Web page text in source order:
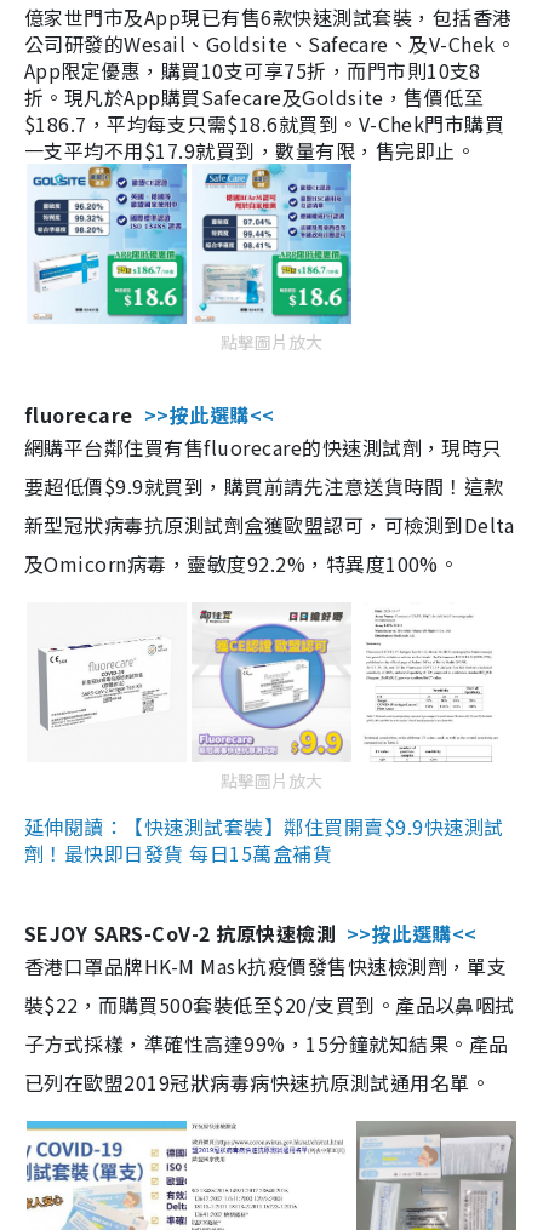
億家世門市及App現已有售6款快速測試套裝，包括香港
公司研發的Wesail、Goldsite、Safecare、及V-Chek。
App限定優惠，購買10支可享75折，而門市則10支8
折。現凡於App購買Safecare及Goldsite，售價低至
$186.7，平均每支只需$18.6就買到。V-Chek門市購買
一支平均不用$17.9就買到，數量有限，售完即止。
點擊圖片放大
fluorecare >>按此選購<<
網購平台鄰住買有售fluorecare的快速測試劑，現時只
要超低價$9.9就買到，購買前請先注意送貨時間！這款
新型冠狀病毒抗原測試劑盒獲歐盟認可，可檢測到Delta
及Omicorn病毒，靈敏度92.2%，特異度100%。
點擊圖片放大
延伸閱讀：【快速測試套裝】鄰住買開賣$9.9快速測試
劑！最快即日發貨 每日15萬盒補貨
SEJOY SARS-CoV-2 抗原快速檢測 >>按此選購<<
香港口罩品牌HK-M Mask抗疫價發售快速檢測劑，單支
裝$22，而購買500套裝低至$20/支買到。產品以鼻咽拭
子方式採樣，準確性高達99%，15分鐘就知結果。產品
已列在歐盟2019冠狀病毒病快速抗原測試通用名單。